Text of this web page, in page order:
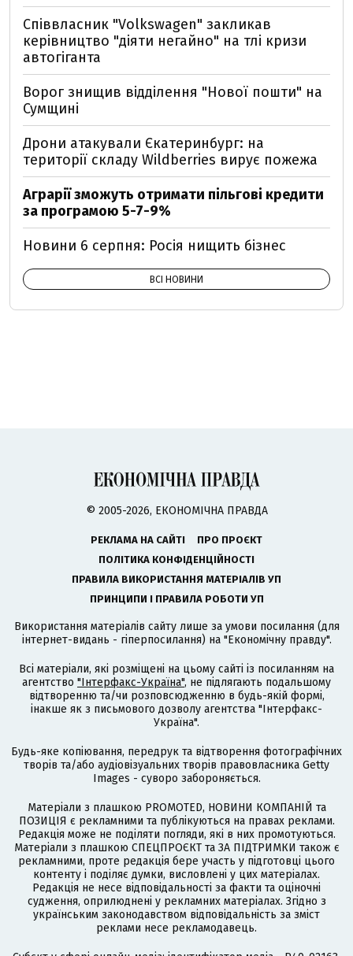
Співвласник "Volkswagen" закликав
керівництво "діяти негайно" на тлі кризи
автогіганта
Ворог знищив відділення "Нової пошти" на
Сумщині
Дрони атакували Єкатеринбург: на
території складу Wildberries вирує пожежа
Аграрії зможуть отримати пільгові кредити
за програмою 5-7-9%
Новини 6 серпня: Росія нищить бізнес
ВСІ НОВИНИ
© 2005-2026, ЕКОНОМІЧНА ПРАВДА
РЕКЛАМА НА САЙТІ
ПРО ПРОЄКТ
ПОЛІТИКА КОНФІДЕНЦІЙНОСТІ
ПРАВИЛА ВИКОРИСТАННЯ МАТЕРІАЛІВ УП
ПРИНЦИПИ І ПРАВИЛА РОБОТИ УП
Використання матеріалів сайту лише за умови посилання (для
інтернет-видань - гіперпосилання) на "Економічну правду".
Всі матеріали, які розміщені на цьому сайті із посиланням на
агентство "Інтерфакс-Україна", не підлягають подальшому
відтворенню та/чи розповсюдженню в будь-якій формі,
інакше як з письмового дозволу агентства "Інтерфакс-
Україна".
Будь-яке копіювання, передрук та відтворення фотографічних
творів та/або аудіовізуальних творів правовласника Getty
Images - суворо забороняється.
Матеріали з плашкою PROMOTED, НОВИНИ КОМПАНІЙ та
ПОЗИЦІЯ є рекламними та публікуються на правах реклами.
Редакція може не поділяти погляди, які в них промотуються.
Матеріали з плашкою СПЕЦПРОЄКТ та ЗА ПІДТРИМКИ також є
рекламними, проте редакція бере участь у підготовці цього
контенту і поділяє думки, висловлені у цих матеріалах.
Редакція не несе відповідальності за факти та оціночні
судження, оприлюднені у рекламних матеріалах. Згідно з
українським законодавством відповідальність за зміст
реклами несе рекламодавець.